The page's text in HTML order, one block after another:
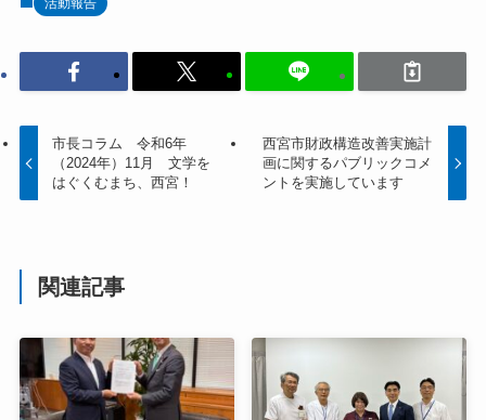
活動報告
市長コラム 令和6年
（2024年）11月 文学を
はぐくむまち、西宮！
西宮市財政構造改善実施計
画に関するパブリックコメ
ントを実施しています
関連記事